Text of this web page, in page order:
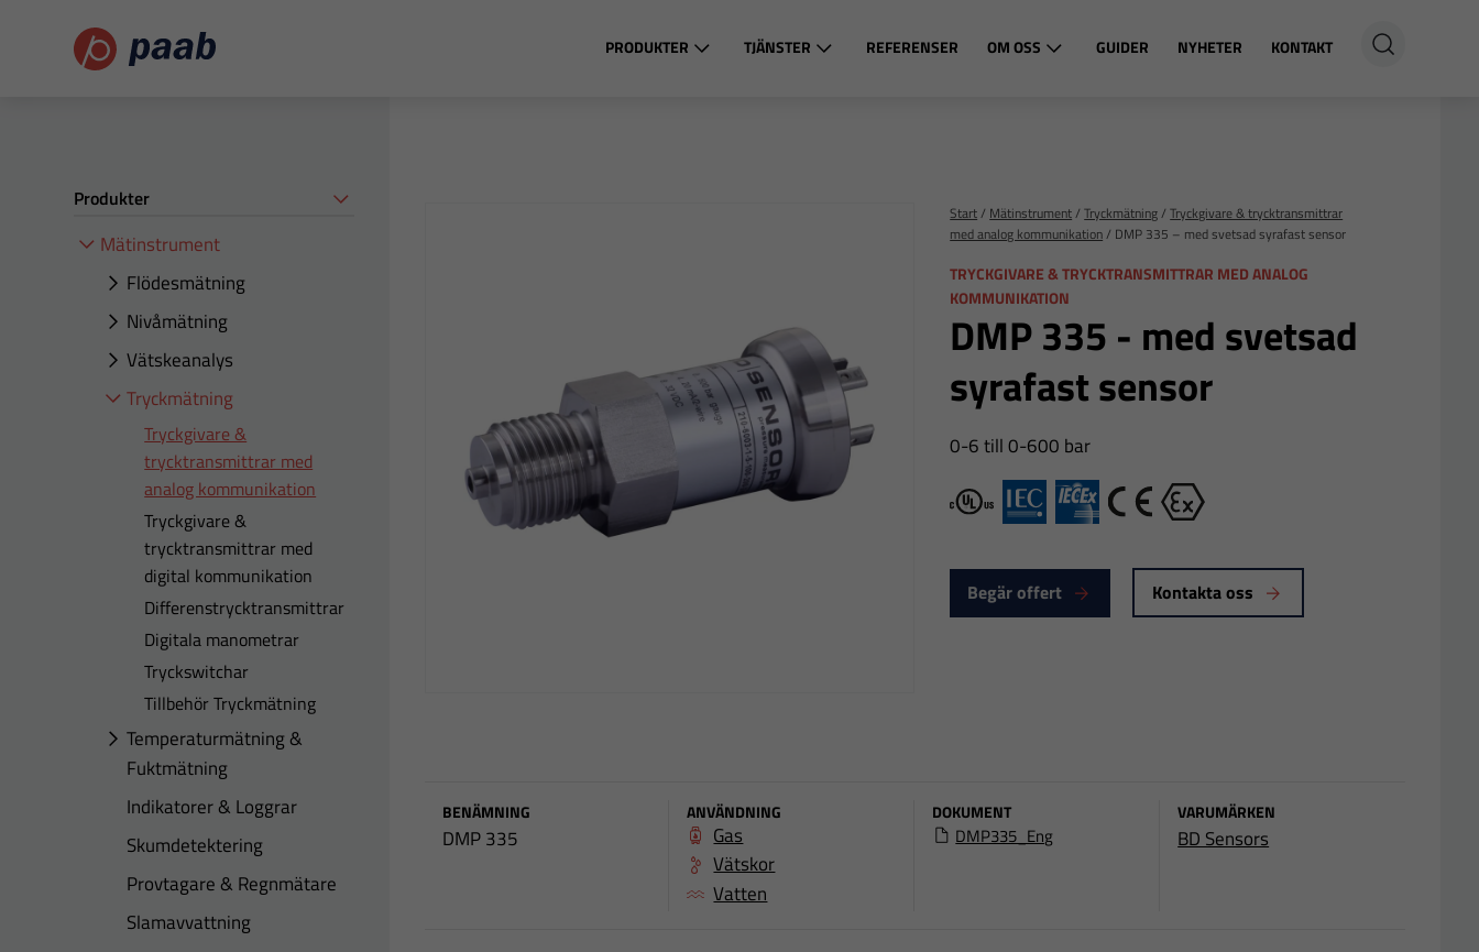
PRODUKTER TJÄNSTER REFERENSER OM OSS GUIDER NYHETER KONTAKT
Produkter
Mätinstrument
Flödesmätning
Nivåmätning
Vätskeanalys
Tryckmätning
Tryckgivare &
trycktransmittrar med
analog kommunikation
Tryckgivare &
trycktransmittrar med
digital kommunikation
Differenstrycktransmittrar
Digitala manometrar
Tryckswitchar
Tillbehör Tryckmätning
Temperaturmätning &
Fuktmätning
Indikatorer & Loggrar
Skumdetektering
Provtagare & Regnmätare
Slamavvattning
Start/ Mätinstrument/Tryckmätning/Tryckgivare & trycktransmittrar
med analog kommunikation/ DMP 335 – med svetsad syrafast sensor
TRYCKGIVARE & TRYCKTRANSMITTRAR MED ANALOG
KOMMUNIKATION
DMP 335 - med svetsad
syrafast sensor
0-6 till 0-600 bar
cULusIEX IECEx CE Ex
Begär offert Kontakta oss
BENÄMNING
DMP 335
ANVÄNDNING
Gas
Vätskor
Vatten
DOKUMENT
DMP335_Eng
VARUMÄRKEN
BD Sensors